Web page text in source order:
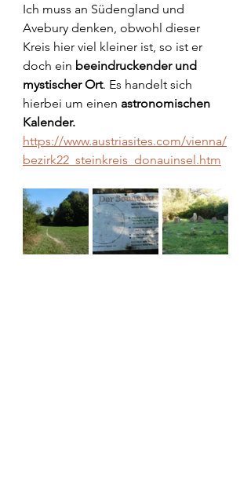
Ich muss an Südengland und
Avebury denken, obwohl dieser
Kreis hier viel kleiner ist, so ist er
doch ein beeindruckender und
mystischer Ort. Es handelt sich
hierbei um einen astronomischen
Kalender.
https://www.austriasites.com/vienna/
bezirk22_steinkreis_donauinsel.htm